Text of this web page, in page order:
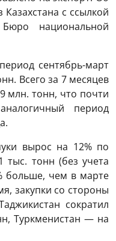
с ссылкой
национальной
сентябрь-март
Всего за 7 месяцев
млн. тонн, что почти
период
вырос на 12% по
тонн (без учета
больше, чем в марте
закупки со стороны
сократил
Туркменистан — на